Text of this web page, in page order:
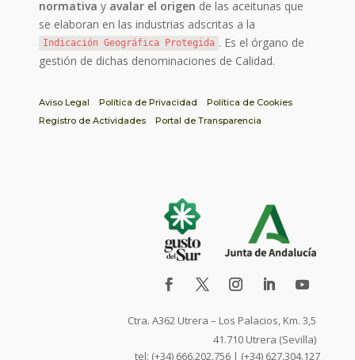
normativa y avalar el origen de las aceitunas que
se elaboran en las industrias adscritas a la
Indicación Geográfica Protegida . Es el órgano de
gestión de dichas denominaciones de Calidad.
Aviso Legal Política de Privacidad
Política de Cookies
Registro de Actividades
Portal de Transparencia
Ctra. A362 Utrera – Los Palacios, Km. 3,5
41.710 Utrera (Sevilla)
tel: (+34) 666.202.756 | (+34) 627.304.127